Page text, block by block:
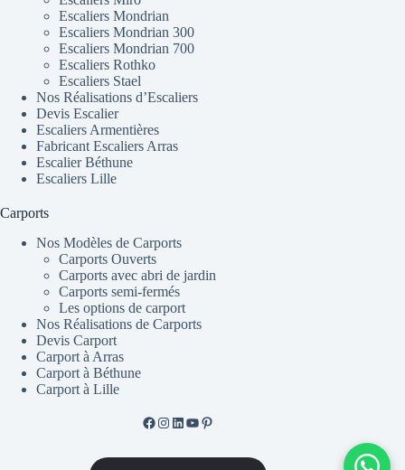
Escaliers Mondrian
Escaliers Mondrian 300
Escaliers Mondrian 700
Escaliers Rothko
Escaliers Stael
Nos Réalisations d’Escaliers
Devis Escalier
Escaliers Armentières
Fabricant Escaliers Arras
Escalier Béthune
Escaliers Lille
Carports
Nos Modèles de Carports
Carports Ouverts
Carports avec abri de jardin
Carports semi-fermés
Les options de carport
Nos Réalisations de Carports
Devis Carport
Carport à Arras
Carport à Béthune
Carport à Lille
Facebook de ML Fusion
Instgram
LinkedIn
YouTube
Pinterest